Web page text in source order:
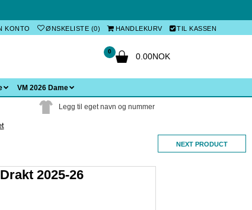
KONTO ØNSKELISTE (0) HANDLEKURV TIL KASSEN
0
0.00NOK
VM 2026 Dame
Legg til eget navn og nummer
NEXT PRODUCT
2025-26